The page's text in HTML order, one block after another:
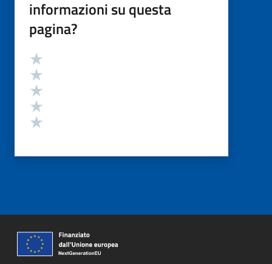
informazioni su questa
pagina?
Valutazione